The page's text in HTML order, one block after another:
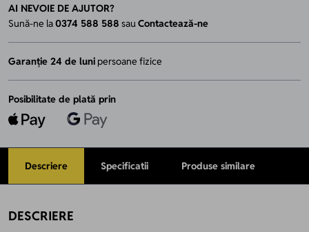
AI NEVOIE DE AJUTOR?
Sună-ne la0374 588 588 sauContactează-ne
Garanție 24 de luni persoane fizice
Posibilitate de plată prin
Descriere Specificatii Produse similare
DESCRIERE